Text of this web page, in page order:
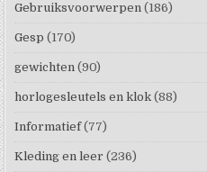
Gebruiksvoorwerpen (186)
Gesp (170)
gewichten (90)
horlogesleutels en klok (88)
Informatief (77)
Kleding en leer (236)